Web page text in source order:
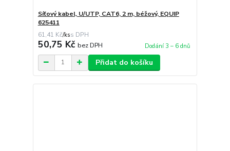
Síťový kabel, U/UTP, CAT6, 2 m, béžový, EQUIP
625411
61,41 Kč/ks
50,75 Kč bez DPH Dodání 3 – 6 dnů
Přidat do košíku